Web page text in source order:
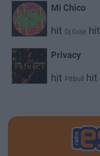
Mi Chico
hit Dj Goja hit
Privacy
hit Pitbull hit